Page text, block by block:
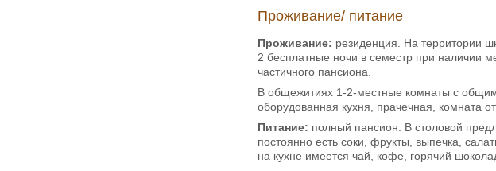
Проживание/ питание
Проживание: резиденция. На территории
2 бесплатные ночи в семестр при наличии
частичного пансиона.
В общежитиях 1-2-местные комнаты с
оборудованная кухня, прачечная, комната
Питание: полный пансион. В столовой
постоянно есть соки, фрукты, выпечка,
на кухне имеется чай, кофе, горячий